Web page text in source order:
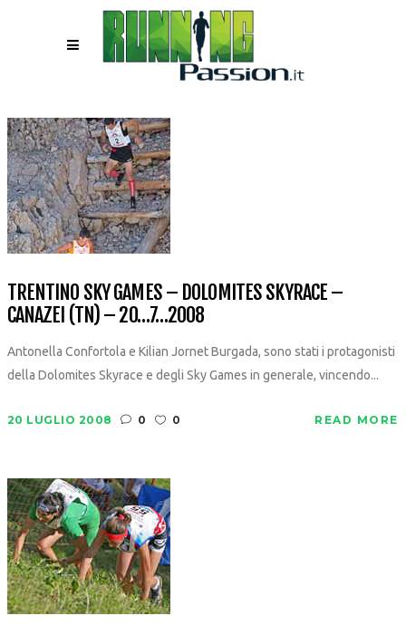
TRENTINO SKY GAMES – DOLOMITES SKYRACE –
CANAZEI (TN) – 20…7…2008
Antonella Confortola e Kilian Jornet Burgada, sono stati i protagonisti
della Dolomites Skyrace e degli Sky Games in generale, vincendo...
20 LUGLIO 2008 0 0 READ MORE